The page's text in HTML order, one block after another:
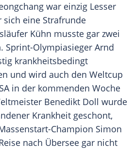
war einzig Lesser
sich eine Strafrunde
Kühn musste gar zwei
Sprint-Olympiasieger Arnd
krankheitsbedingt
und wird auch den Weltcup
in der kommenden Woche
Benedikt Doll wurde
Krankheit geschont,
Champion Simon
nach Übersee gar nicht